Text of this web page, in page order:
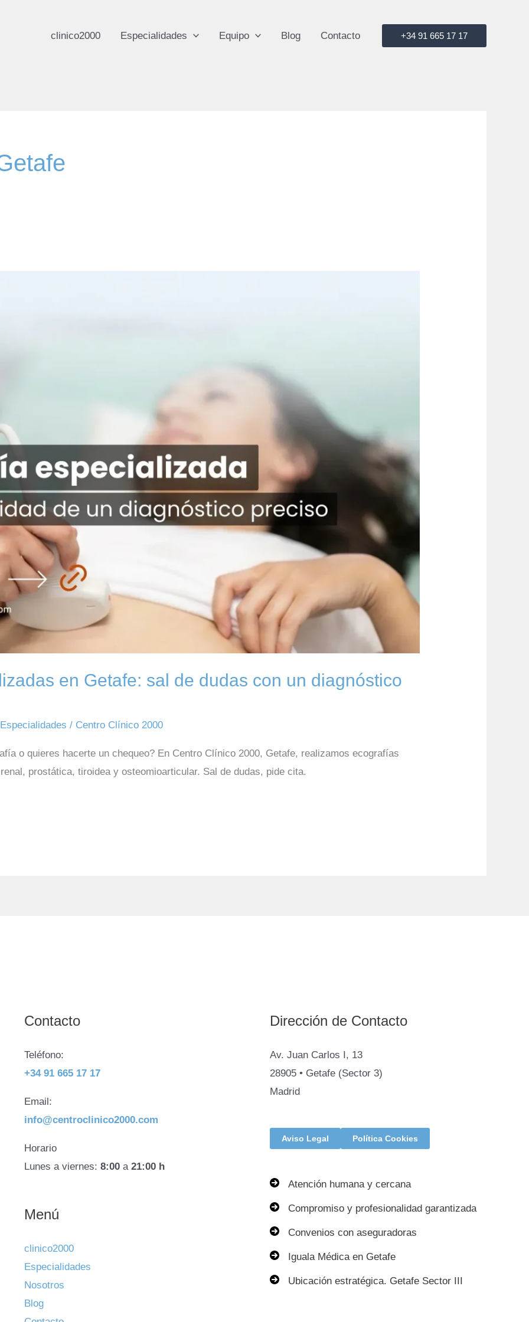
clinico2000 Especialidades Equipo Blog Contacto +34 91 665 17 17
en Getafe: sal de dudas con un diagnóstico
Especialidades / Centro Clínico 2000
o quieres hacerte un chequeo? En Centro Clínico 2000, Getafe, realizamos ecografías
prostática, tiroidea y osteomioarticular. Sal de dudas, pide cita.
Contacto
Teléfono:
+34 91 665 17 17
Email:
info@centroclinico2000.com
Horario
Lunes a viernes: 8:00a 21:00 h
Menú
clinico2000
Especialidades
Nosotros
Blog
Dirección de Contacto
Av. Juan Carlos I, 13
28905 • Getafe (Sector 3)
Madrid
Aviso Legal Política Cookies
Atención humana y cercana
Compromiso y profesionalidad garantizada
Convenios con aseguradoras
Iguala Médica en Getafe
Ubicación estratégica. Getafe Sector III